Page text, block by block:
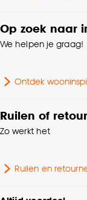
Op zoek naar
We helpen je graag!
Ontdek
Ruilen of
Zo werkt het
Ruilen en